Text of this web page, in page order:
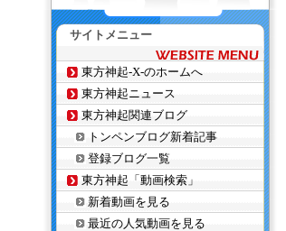
サイトメニュー
東方神起-X-のホームへ
東方神起ニュース
東方神起関連ブログ
トンペンブログ新着記事
登録ブログ一覧
東方神起「動画検索」
新着動画を見る
最近の人気動画を見る